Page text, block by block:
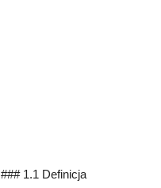
### 1.1 Definicja